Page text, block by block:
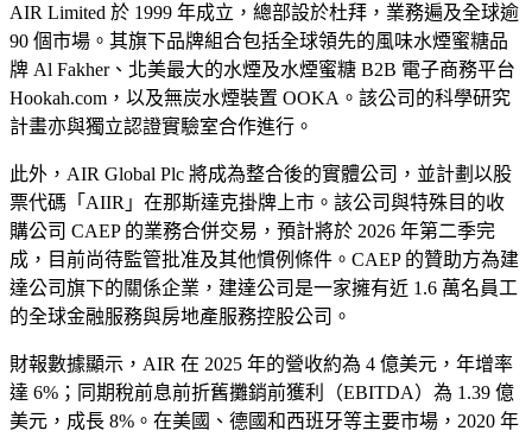
AIR Limited 於 1999 年成立，總部設於杜拜，業務遍及全球逾
90 個市場。其旗下品牌組合包括全球領先的風味水煙蜜糖品
牌 Al Fakher、北美最大的水煙及水煙蜜糖 B2B 電子商務平台
Hookah.com，以及無炭水煙裝置 OOKA。該公司的科學研究
計畫亦與獨立認證實驗室合作進行。
此外，AIR Global Plc 將成為整合後的實體公司，並計劃以股
票代碼「AIIR」在那斯達克掛牌上市。該公司與特殊目的收
購公司 CAEP 的業務合併交易，預計將於 2026 年第二季完
成，目前尚待監管批准及其他慣例條件。CAEP 的贊助方為建
達公司旗下的關係企業，建達公司是一家擁有近 1.6 萬名員工
的全球金融服務與房地產服務控股公司。
財報數據顯示，AIR 在 2025 年的營收約為 4 億美元，年增率
達 6%；同期稅前息前折舊攤銷前獲利（EBITDA）為 1.39 億
美元，成長 8%。在美國、德國和西班牙等主要市場，2020 年